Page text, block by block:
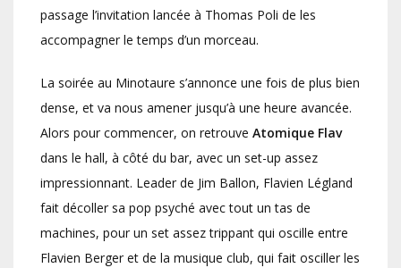
passage l’invitation lancée à Thomas Poli de les
accompagner le temps d’un morceau.
La soirée au Minotaure s’annonce une fois de plus bien
dense, et va nous amener jusqu’à une heure avancée.
Alors pour commencer, on retrouve Atomique Flav
dans le hall, à côté du bar, avec un set-up assez
impressionnant. Leader de Jim Ballon, Flavien Légland
fait décoller sa pop psyché avec tout un tas de
machines, pour un set assez trippant qui oscille entre
Flavien Berger et de la musique club, qui fait osciller les